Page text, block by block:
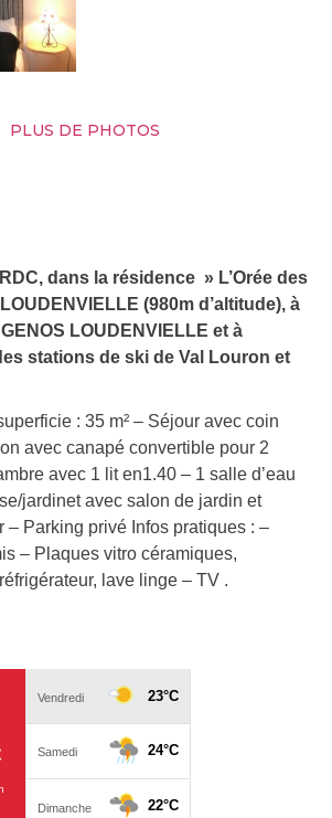
PLUS DE PHOTOS
dans la résidence » L’Orée des
(980m d’altitude), à
LOUDENVIELLE et à
stations de ski de Val Louron et
: 35 m² – Séjour avec coin
avec canapé convertible pour 2
avec 1 lit en1.40 – 1 salle d’eau
jardinet avec salon de jardin et
– Parking privé Infos pratiques : –
– Plaques vitro céramiques,
lave linge – TV .